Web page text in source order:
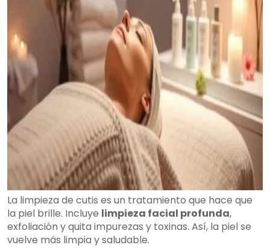
La limpieza de cutis es un tratamiento que hace que
la piel brille. Incluye limpieza facial profunda,
exfoliación y quita impurezas y toxinas. Así, la piel se
vuelve más limpia y saludable.